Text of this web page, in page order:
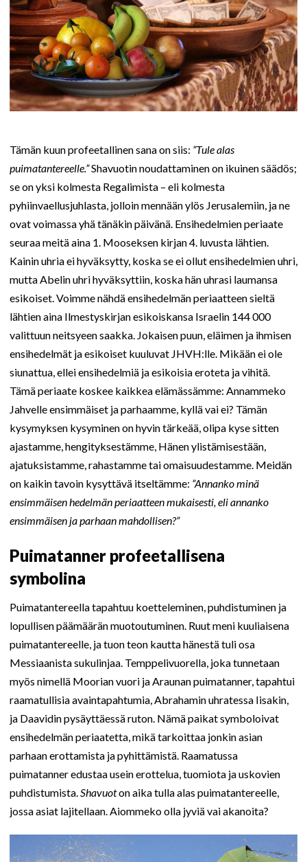
Tämän kuun profeetallinen sana on siis: ”Tule alas
puimatantereelle.”Shavuotin noudattaminen on ikuinen säädös;
se on yksi kolmesta Regalimista – eli kolmesta
pyhiinvaellusjuhlasta, jolloin mennään ylös Jerusalemiin, ja ne
ovat voimassa yhä tänäkin päivänä. Ensihedelmien periaate
seuraa meitä aina 1. Mooseksen kirjan 4. luvusta lähtien.
Kainin uhria ei hyväksytty, koska se ei ollut ensihedelmien uhri,
mutta Abelin uhri hyväksyttiin, koska hän uhrasi laumansa
esikoiset. Voimme nähdä ensihedelmän periaatteen sieltä
lähtien aina Ilmestyskirjan esikoiskansa Israelin 144 000
valittuun neitsyeen saakka. Jokaisen puun, eläimen ja ihmisen
ensihedelmät ja esikoiset kuuluvat JHVH:lle. Mikään ei ole
siunattua, ellei ensihedelmiä ja esikoisia eroteta ja vihitä.
Tämä periaate koskee kaikkea elämässämme: Annammeko
Jahvelle ensimmäiset ja parhaamme, kyllä vai ei? Tämän
kysymyksen kysyminen on hyvin tärkeää, olipa kyse sitten
ajastamme, hengityksestämme, Hänen ylistämisestään,
ajatuksistamme, rahastamme tai omaisuudestamme. Meidän
on kaikin tavoin kysyttävä itseltämme: ”Annanko minä
ensimmäisen hedelmän periaatteen mukaisesti, eli annanko
ensimmäisen ja parhaan mahdollisen?”
Puimatanner profeetallisena
symbolina
Puimatantereella tapahtuu koetteleminen, puhdistuminen ja
lopullisen päämäärän muotoutuminen. Ruut meni kuuliaisena
puimatantereelle, ja tuon teon kautta hänestä tuli osa
Messiaanista sukulinjaa. Temppelivuorella, joka tunnetaan
myös nimellä Moorian vuori ja Araunan puimatanner, tapahtui
raamatullisia avaintapahtumia, Abrahamin uhratessa Iisakin,
ja Daavidin pysäyttäessä ruton. Nämä paikat symboloivat
ensihedelmän periaatetta, mikä tarkoittaa jonkin asian
parhaan erottamista ja pyhittämistä. Raamatussa
puimatanner edustaa usein erottelua, tuomiota ja uskovien
puhdistumista.Shavuoton aika tulla alas puimatantereelle,
jossa asiat lajitellaan. Aiommeko olla jyviä vai akanoita?